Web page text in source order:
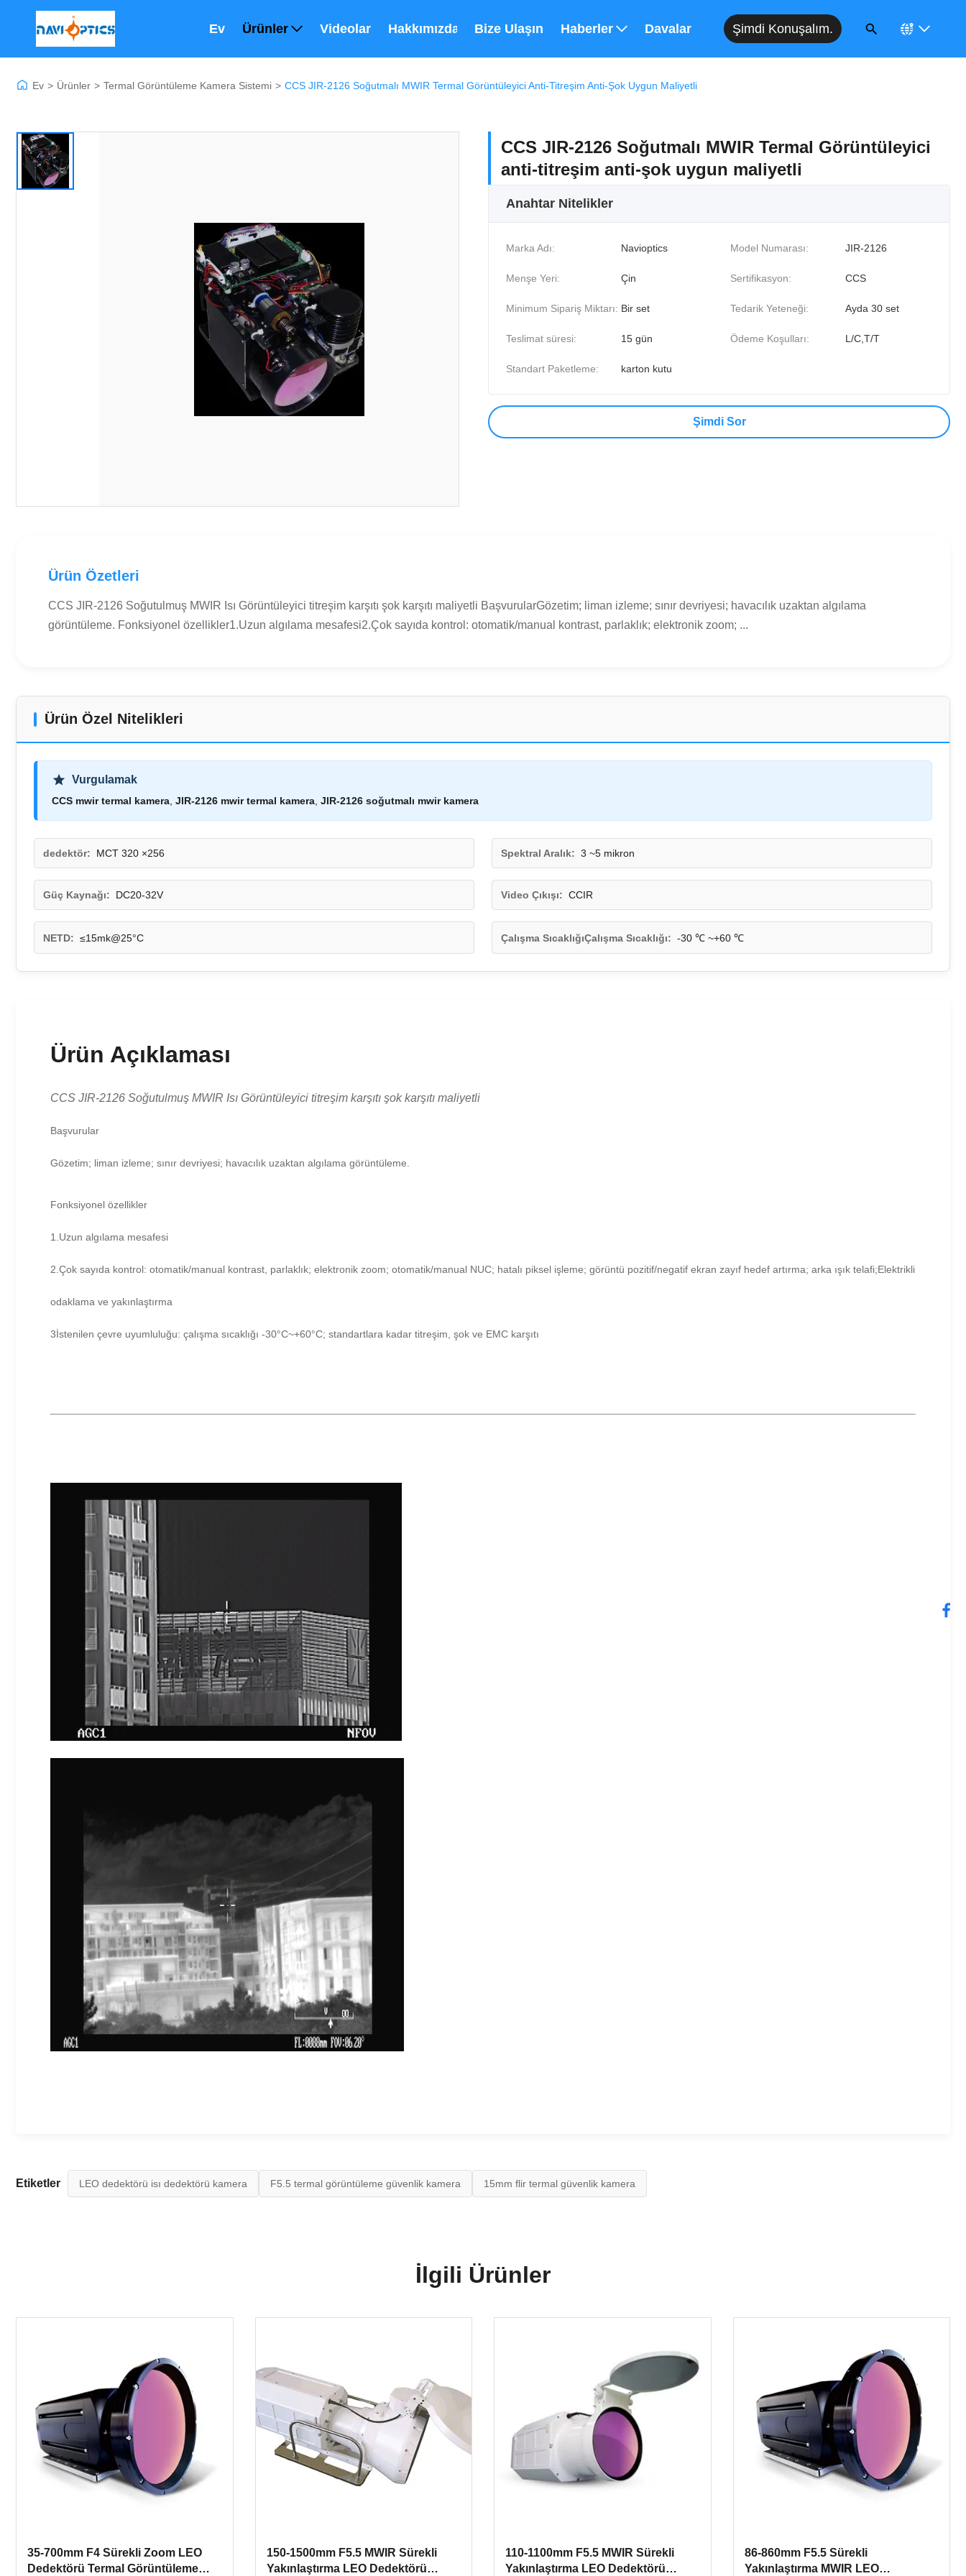
Ev Ürünler Videolar Hakkımızda Bize Ulaşın Haberler Davalar Şimdi Konuşalım.
Ev > Ürünler > Termal Görüntüleme Kamera Sistemi > CCS JIR-2126 Soğutmalı MWIR Termal Görüntüleyici Anti-Titreşim Anti-Şok Uygun Maliyetli
CCS JIR-2126 Soğutmalı MWIR Termal Görüntüleyici
anti-titreşim anti-şok uygun maliyetli
Anahtar Nitelikler
Marka Adı: Navioptics Model Numarası: JIR-2126
Menşe Yeri: Çin Sertifikasyon: CCS
Minimum Sipariş Miktarı: Bir set Tedarik Yeteneği: Ayda 30 set
Teslimat süresi: 15 gün Ödeme Koşulları: L/C,T/T
Standart Paketleme: karton kutu
Şimdi Sor
Ürün Özetleri
CCS JIR-2126 Soğutulmuş MWIR Isı Görüntüleyici titreşim karşıtı şok karşıtı maliyetli BaşvurularGözetim; liman izleme; sınır devriyesi; havacılık uzaktan algılama
görüntüleme. Fonksiyonel özellikler1.Uzun algılama mesafesi2.Çok sayıda kontrol: otomatik/manual kontrast, parlaklık; elektronik zoom; ...
Ürün Özel Nitelikleri
Vurgulamak
CCS mwir termal kamera JIR-2126 mwir termal kamera JIR-2126 soğutmalı mwir kamera
dedektör: MCT 320 ×256 Spektral Aralık: 3 ~5 mikron
Güç Kaynağı: DC20-32V Video Çıkışı: CCIR
NETD: ≤15mk@25°C Çalışma SıcaklığıÇalışma Sıcaklığı: -30 ℃ ~+60 ℃
Ürün Açıklaması
CCS JIR-2126 Soğutulmuş MWIR Isı Görüntüleyici titreşim karşıtı şok karşıtı maliyetli
Başvurular
Gözetim; liman izleme; sınır devriyesi; havacılık uzaktan algılama görüntüleme.
Fonksiyonel özellikler
1.Uzun algılama mesafesi
2.Çok sayıda kontrol: otomatik/manual kontrast, parlaklık; elektronik zoom; otomatik/manual NUC; hatalı piksel işleme; görüntü pozitif/negatif ekran zayıf hedef artırma; arka ışık telafi;Elektrikli
odaklama ve yakınlaştırma
3İstenilen çevre uyumluluğu: çalışma sıcaklığı -30°C~+60°C; standartlara kadar titreşim, şok ve EMC karşıtı
Etiketler LEO dedektörü isı dedektörü kamera F5.5 termal görüntüleme güvenlik kamera 15mm flir termal güvenlik kamera
İlgili Ürünler
35-700mm F4 Sürekli Zoom LEO
Dedektörü Termal Görüntüleme
150-1500mm F5.5 MWIR Sürekli
Yakınlaştırma LEO Dedektörü
110-1100mm F5.5 MWIR Sürekli
Yakınlaştırma LEO Dedektörü
86-860mm F5.5 Sürekli
Yakınlaştırma MWIR LEO